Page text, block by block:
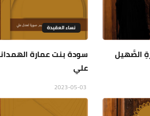
الصَّهيل
نساء العقيدة
سودة بنت عمارة
علي